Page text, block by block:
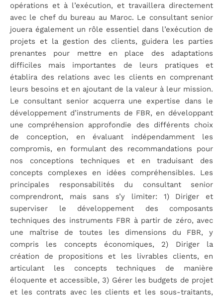
opérations et à l’exécution, et travaillera directement
avec le chef du bureau au Maroc. Le consultant senior
jouera également un rôle essentiel dans l’exécution de
projets et la gestion des clients, guidera les parties
prenantes pour mettre en place des adaptations
difficiles mais importantes de leurs pratiques et
établira des relations avec les clients en comprenant
leurs besoins et en ajoutant de la valeur à leur mission.
Le consultant senior acquerra une expertise dans le
développement d’instruments de FBR, en développant
une compréhension approfondie des différents choix
de conception, en évaluant indépendamment les
compromis, en formulant des recommandations pour
nos conceptions techniques et en traduisant des
concepts complexes en idées compréhensibles. Les
principales responsabilités du consultant senior
comprendront, mais sans s’y limiter: 1) Diriger et
superviser le développement des composants
techniques des instruments FBR à partir de zéro, avec
une maîtrise de toutes les dimensions du FBR, y
compris les concepts économiques, 2) Diriger la
création de propositions et les livrables clients, en
articulant les concepts techniques de manière
éloquente et accessible, 3) Gérer les budgets de projet
et les contrats avec les clients et les sous-traitants,